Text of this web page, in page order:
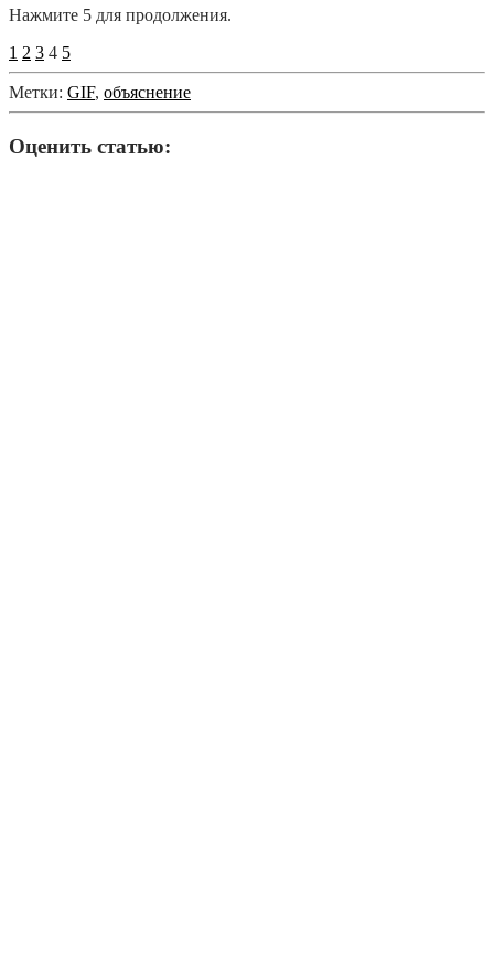
Нажмите 5 для продолжения.
1 2 3 4 5
Метки: GIF, объяснение
Оценить статью: